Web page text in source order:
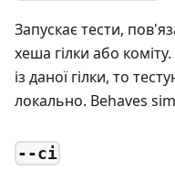
Запускає тести,
хеша гілки або
із даної гілки, то
локально. Behaves
--ci